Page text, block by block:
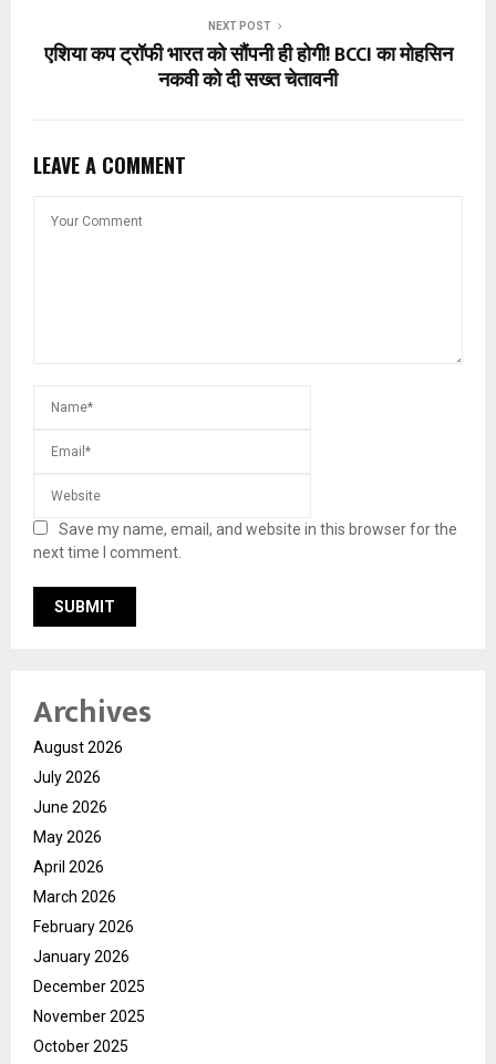
NEXT POST
एशिया कप ट्रॉफी भारत को सौंपनी ही होगी! BCCI का मोहसिन
नकवी को दी सख्त चेतावनी
LEAVE A COMMENT
Save my name, email, and website in this browser for the
next time I comment.
Archives
August 2026
July 2026
June 2026
May 2026
April 2026
March 2026
February 2026
January 2026
December 2025
November 2025
October 2025